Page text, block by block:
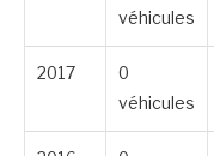
véhicules
2017
0
véhicules